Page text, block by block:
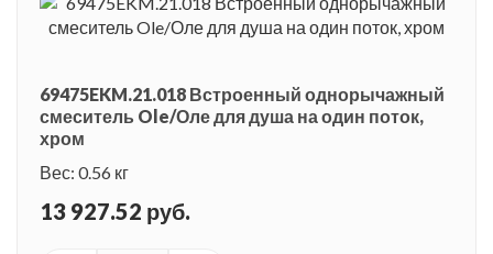
69475EKM.21.018 Встроенный однорычажный
смеситель Ole/Оле для душа на один поток,
хром
Вес: 0.56 кг
13 927.52 руб.